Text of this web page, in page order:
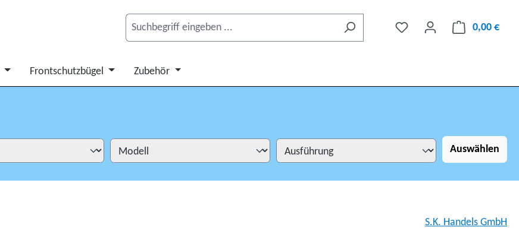
0,00 €
Frontschutzbügel Zubehör
Auswählen
S.K. Handels GmbH